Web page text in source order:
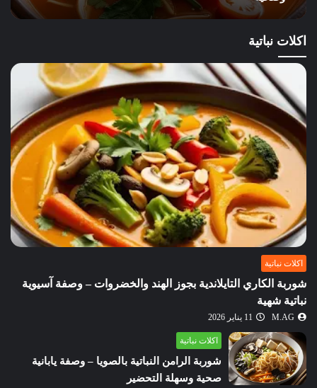
اكلات نباتية
اكلات نباتية
شوربة الكاري التايلاندية بجوز الهند والخضروات – وصفة آسيوية
نباتية شهية
M.AG 11 يناير 2026
اكلات نباتية
شوربة الرامن النباتية بالصويا – وصفة يابانية
صحية وسهلة التحضير